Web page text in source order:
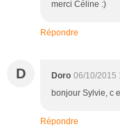
merci Céline :)
Répondre
D Doro 06/10/2015
bonjour Sylvie, c
Répondre